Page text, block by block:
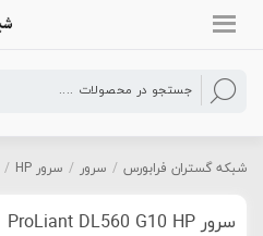
شبکه گستران فرابورس / سرور / سرور HP /
سرور ProLiant DL560 G10 HP